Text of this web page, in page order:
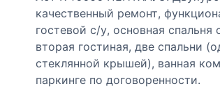
качественный ремонт,
гостевой с/у, основная
вторая гостиная, две спальни
стеклянной крышей), ванная
паркинге по договоренности.